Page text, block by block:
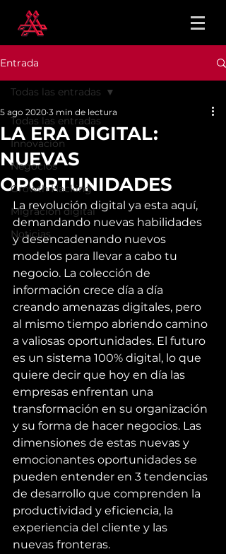
Entrada
Todas las entradas
Innovación
Negocios
Growth Hacking
Migración digital
Noticias
Todas las entradas
LA ERA DIGITAL:
NUEVAS
OPORTUNIDADES
5 ago 2020 3 min de lectura
La revolución digital ya esta aquí,
demandando nuevas habilidades
y desencadenando nuevos
modelos para llevar a cabo tu
negocio. La colección de
información crece día a día
creando amenazas digitales, pero
al mismo tiempo abriendo camino
a valiosas oportunidades. El futuro
es un sistema 100% digital, lo que
quiere decir que hoy en día las
empresas enfrentan una
transformación en su organización
y su forma de hacer negocios. Las
dimensiones de estas nuevas y
emocionantes oportunidades se
pueden entender en 3 tendencias
de desarrollo que comprenden la
productividad y eficiencia, la
experiencia del cliente y las
nuevas fronteras.